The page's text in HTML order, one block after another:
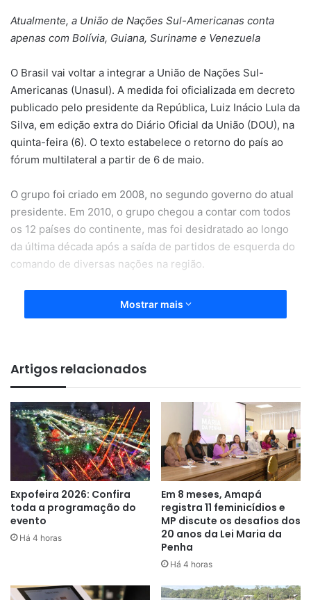
Atualmente, a União de Nações Sul-Americanas conta
apenas com Bolívia, Guiana, Suriname e Venezuela
O Brasil vai voltar a integrar a União de Nações Sul-
Americanas (Unasul). A medida foi oficializada em decreto
publicado pelo presidente da República, Luiz Inácio Lula da
Silva, em edição extra do Diário Oficial da União (DOU), na
quinta-feira (6). O texto estabelece o retorno do país ao
fórum multilateral a partir de 6 de maio.
O grupo foi criado em 2008, no segundo governo do atual
presidente. Em 2010, o grupo chegou a contar com todos
os 12 países do continente, mas foi desidratado ao longo
da última década após a saída de partidos de esquerda do
comando de diversas nações na região.
Além do retorno do Brasil, a Argentina também jáanunciou
que vai voltar a integrar a Unasul. Atualmente, o bloco
Em nota, o Palácio do Planalto destacou que o objetivo da
Unasul é “fomentar a integração entre os países sul-
americanos, em um modelo que busca integrar as duas
uniões aduaneiras do continente, o Mercosul (Mercado
Comum do Sul) e a CAN (Comunidade Andina), mas indo
além da esfera econômica, para atingir outras áreas de
interesse, como social, cultural, científico-tecnológica e
política”.
Mostrar mais
Artigos relacionados
Expofeira 2026: Confira
toda a programação do
evento
Há 4 horas
Em 8 meses, Amapá
registra 11 feminicídios e
MP discute os desafios dos
20 anos da Lei Maria da
Penha
Há 4 horas